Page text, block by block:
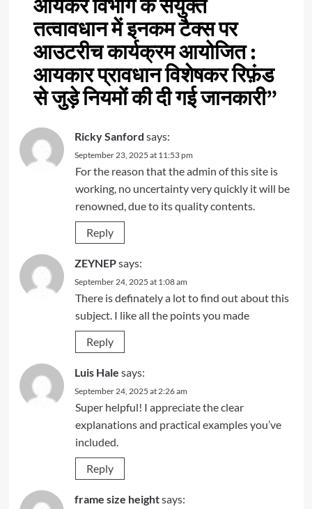
आयकर विभाग के संयुक्त
तत्वावधान में इनकम टैक्स पर
आउटरीच कार्यक्रम आयोजित :
आयकार प्रावधान विशेषकर रिफ़ंड
से जुड़े नियमों की दी गई जानकारी”
Ricky Sanford says:
September 23, 2025 at 11:53 pm
For the reason that the admin of this site is
working, no uncertainty very quickly it will be
renowned, due to its quality contents.
Reply
ZEYNEPsays:
September 24, 2025 at 1:08 am
There is definately a lot to find out about this
subject. I like all the points you made
Reply
Luis Hale says:
September 24, 2025 at 2:26 am
Super helpful! I appreciate the clear
explanations and practical examples you’ve
included.
Reply
frame size heightsays: